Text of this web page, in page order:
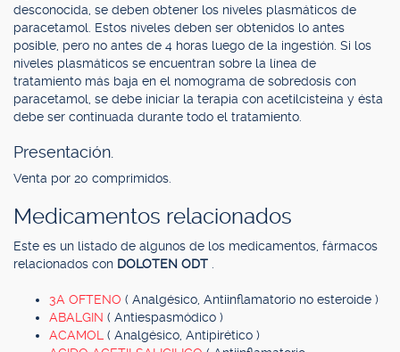
desconocida, se deben obtener los niveles plasmáticos de
paracetamol. Estos niveles deben ser obtenidos lo antes
posible, pero no antes de 4 horas luego de la ingestión. Si los
niveles plasmáticos se encuentran sobre la línea de
tratamiento más baja en el nomograma de sobredosis con
paracetamol, se debe iniciar la terapia con acetilcisteína y ésta
debe ser continuada durante todo el tratamiento.
Presentación.
Venta por 20 comprimidos.
Medicamentos relacionados
Este es un listado de algunos de los medicamentos, fármacos
relacionados con DOLOTEN ODT
3A OFTENO ( Analgésico, Antiinflamatorio no esteroide )
ABALGIN ( Antiespasmódico )
ACAMOL ( Analgésico, Antipirético )